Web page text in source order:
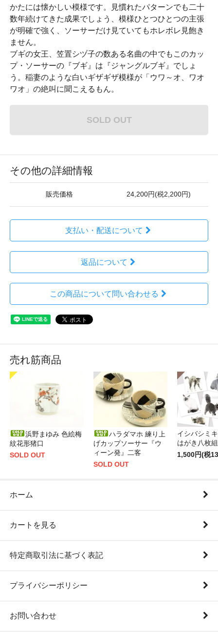
かたには懐かしい模様です。見慣れたパターンでも二十
数年続けてきた成果でしょう、模様ひとつひとつの主張
が明確で強く、ソーサーだけ見ていてもホレボレ見飽き
ません。
ブギの女王、笠置シヅ子の数ある名曲の中でもこのカッ
プ・ソーサーの『ブギ』は『ジャングルブギ』でしょ
う。稲妻のような白いギザギザ模様が「ウワ～オ、ワオ
ワオ」の絶叫に聞こえるもん。
SOLD OUT
その他の詳細情報
販売価格 24,200円(税2,200円)
支払い・配送について
返品について
この商品について問い合わせる
売れ筋商品
浜野まゆみ 色絵梅
紋花形猪口
SOLD OUT
ハラダマホ 練り上
げカップソーサー『ウ
ィーン発』二客
SOLD OUT
イシバシミ
はがき八枚組
1,500円(税
ホーム
カートを見る
特定商取引法に基づく表記
プライバシーポリシー
お問い合わせ